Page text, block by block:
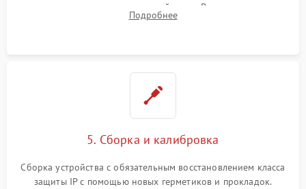
контроллеров на материнской плате. Восстановление
разъемов и кнопок, замена поврежденных элементов
Подробнее
5. Сборка и калибровка
Сборка устройства с обязательным восстановлением класса
защиты IP с помощью новых герметиков и прокладок.